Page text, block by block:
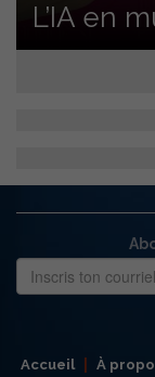
L’IA en
Accueil À